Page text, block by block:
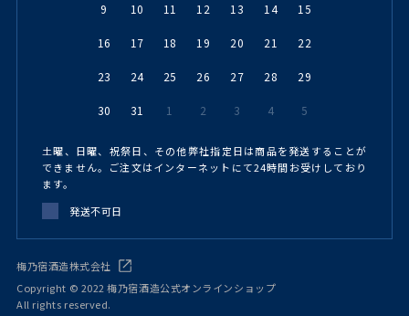
9 10 11 12 13 14 15
16 17 18 19 20 21 22
23 24 25 26 27 28 29
30 31 1 2 3 4 5
土曜、日曜、祝祭日、その他弊社指定日は商品を発送することが
できません。ご注文はインターネットにて24時間お受けしており
ます。
発送不可日
梅乃宿酒造株式会社
Copyright © 2022 梅乃宿酒造公式オンラインショップ
All rights reserved.